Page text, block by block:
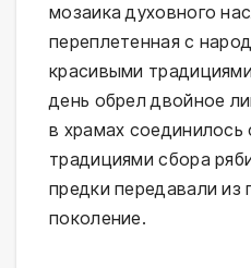
мозаика духовного
переплетенная с
красивыми
день обрел двойное
в храмах соединилось
традициями сбора
предки передавали из
поколение.